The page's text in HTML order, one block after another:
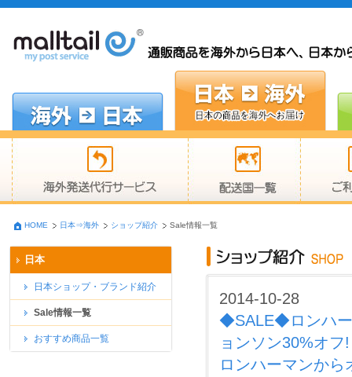
HOME 日本⇒海外 ショップ紹介 Sale情報一覧
日本
日本ショップ・ブランド紹介
Sale情報一覧
おすすめ商品一覧
2014-10-28
◆SALE◆ロンハー
ョンソン30%オフ!
ロンハーマンか